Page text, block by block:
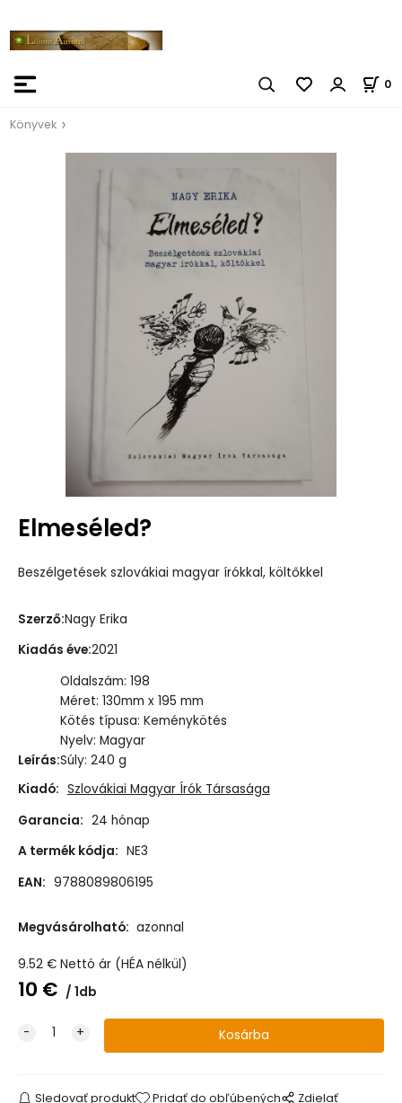
0
Könyvek
Elmeséled?
Beszélgetések szlovákiai magyar írókkal, költőkkel
Szerző:Nagy Erika
Kiadás éve:2021
Leírás:
Oldalszám: 198
Méret: 130mm x 195 mm
Kötés típusa: Keménykötés
Nyelv: Magyar
Súly: 240 g
Kiadó: Szlovákiai Magyar Írók Társasága
Garancia: 24 hónap
A termék kódja: NE3
EAN: 9788089806195
Megvásárolható: azonnal
9.52€ Nettó ár (HÉA nélkül)
10 € 1db
Sledovať produkt Pridať do obľúbených Zdielať